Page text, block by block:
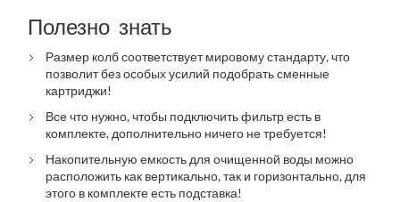
Полезно знать
Размер колб соответствует мировому стандарту, что
позволит без особых усилий подобрать сменные
картриджи!
Все что нужно, чтобы подключить фильтр есть в
комплекте, дополнительно ничего не требуется!
Накопительную емкость для очищенной воды можно
расположить как вертикально, так и горизонтально, для
этого в комплекте есть подставка!